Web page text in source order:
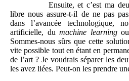
Ensuite, et c’est ma
libre nous assure-t-il de ne pas
dans l’avancée technologique,
artificielle, du machine learningou
Sommes-nous sûrs que cette
vite possible tout en étant en
de l’art ? Je voudrais séparer les
les avez liées. Peut-on les prendre